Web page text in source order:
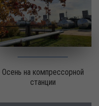
Осень на компрессорной
станции